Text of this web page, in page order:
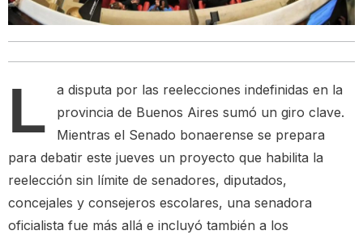
L
a disputa por las reelecciones indefinidas en la
provincia de Buenos Aires sumó un giro clave.
Mientras el Senado bonaerense se prepara
para debatir este jueves un proyecto que habilita la
reelección sin límite de senadores, diputados,
concejales y consejeros escolares, una senadora
oficialista fue más allá e incluyó también a los